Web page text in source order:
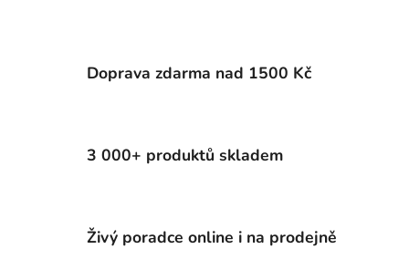
Doprava zdarma nad 1500 Kč
3 000+ produktů skladem
Živý poradce online i na prodejně